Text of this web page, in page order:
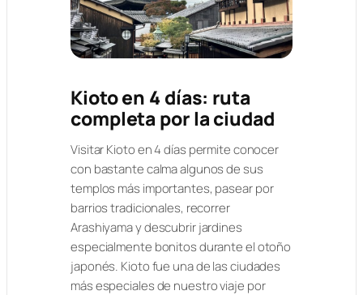
Kioto en 4 días: ruta
completa por la ciudad
Visitar Kioto en 4 días permite conocer
con bastante calma algunos de sus
templos más importantes, pasear por
barrios tradicionales, recorrer
Arashiyama y descubrir jardines
especialmente bonitos durante el otoño
japonés. Kioto fue una de las ciudades
más especiales de nuestro viaje por